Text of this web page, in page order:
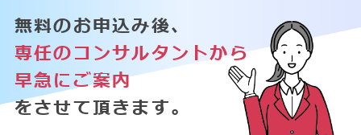
無料のお申込み後、
専任のコンサルタントから
早急にご案内
をさせて頂きます。